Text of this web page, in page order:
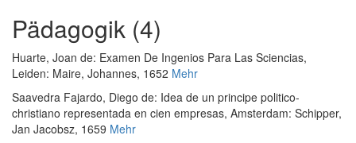
Pädagogik (4)
Huarte, Joan de: Examen De Ingenios Para Las Sciencias,
Leiden: Maire, Johannes, 1652 Mehr
Saavedra Fajardo, Diego de: Idea de un principe politico-
christiano representada en cien empresas, Amsterdam: Schipper,
Jan Jacobsz, 1659 Mehr